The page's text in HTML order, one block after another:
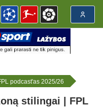
podcast'as 2025/26
stilingai | FPL